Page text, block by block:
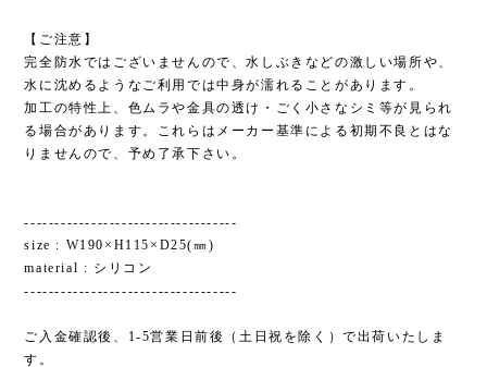
【ご注意】
完全防水ではございませんので、水しぶきなどの激しい場所や、
水に沈めるようなご利用では中身が濡れることがあります。
加工の特性上、色ムラや金具の透け・ごく小さなシミ等が見られ
る場合があります。これらはメーカー基準による初期不良とはな
りませんので、予め了承下さい。
-----------------------------------
size : W190×H115×D25(㎜)
material : シリコン
-----------------------------------
ご入金確認後、1-5営業日前後（土日祝を除く）で出荷いたしま
す。